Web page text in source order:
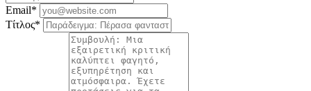
Email*
Τίτλος*